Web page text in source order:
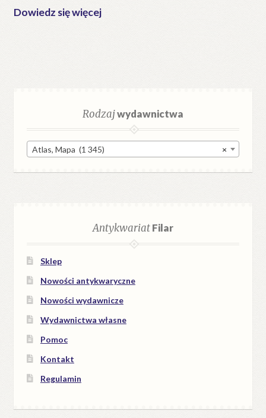
Dowiedz się więcej
Rodzajwydawnictwa
×
Atlas, Mapa (1 345)
AntykwariatFilar
Sklep
Nowości antykwaryczne
Nowości wydawnicze
Wydawnictwa własne
Pomoc
Kontakt
Regulamin